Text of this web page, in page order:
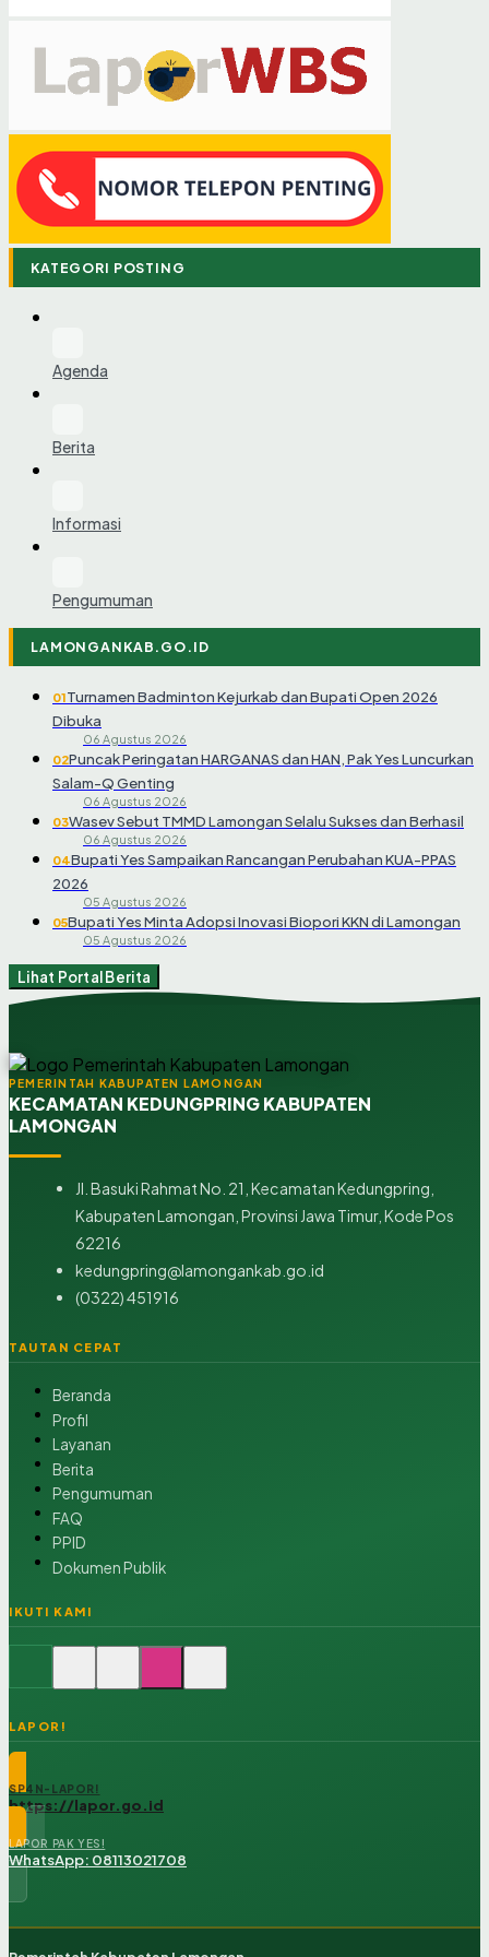
KATEGORI POSTING
Agenda
Berita
Informasi
Pengumuman
LAMONGANKAB.GO.ID
01Turnamen Badminton Kejurkab dan Bupati Open 2026
Dibuka
06 Agustus 2026
02Puncak Peringatan HARGANAS dan HAN, Pak Yes Luncurkan
Salam-Q Genting
06 Agustus 2026
03Wasev Sebut TMMD Lamongan Selalu Sukses dan Berhasil
06 Agustus 2026
04Bupati Yes Sampaikan Rancangan Perubahan KUA-PPAS
2026
05 Agustus 2026
05Bupati Yes Minta Adopsi Inovasi Biopori KKN di Lamongan
05 Agustus 2026
Lihat Portal Berita
PEMERINTAH KABUPATEN LAMONGAN
KECAMATAN KEDUNGPRING KABUPATEN
LAMONGAN
Jl. Basuki Rahmat No. 21, Kecamatan Kedungpring,
Kabupaten Lamongan, Provinsi Jawa Timur, Kode Pos
62216
kedungpring@lamongankab.go.id
(0322) 451916
TAUTAN CEPAT
Beranda
Profil
Layanan
Berita
Pengumuman
FAQ
PPID
Dokumen Publik
IKUTI KAMI
LAPOR!
SP4N-LAPOR!
https://lapor.go.id
LAPOR PAK YES!
WhatsApp: 08113021708